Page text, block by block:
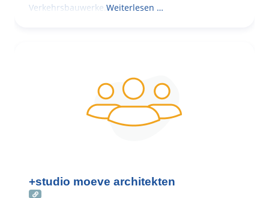
Verkehrsbauwerke. Weiterlesen …
+studio moeve architekten